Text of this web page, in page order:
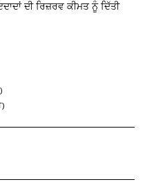
ਦੀ ਰਿਜ਼ਰਵ ਕੀਮਤ ਨੂੰ ਦਿੱਤੀ